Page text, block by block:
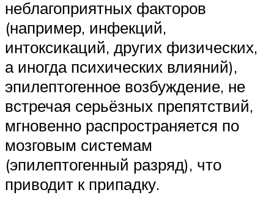
неблагоприятных факторов
(например, инфекций,
интоксикаций, других физических,
а иногда психических влияний),
эпилептогенное возбуждение, не
встречая серьёзных препятствий,
мгновенно распространяется по
мозговым системам
(эпилептогенный разряд), что
приводит к припадку.